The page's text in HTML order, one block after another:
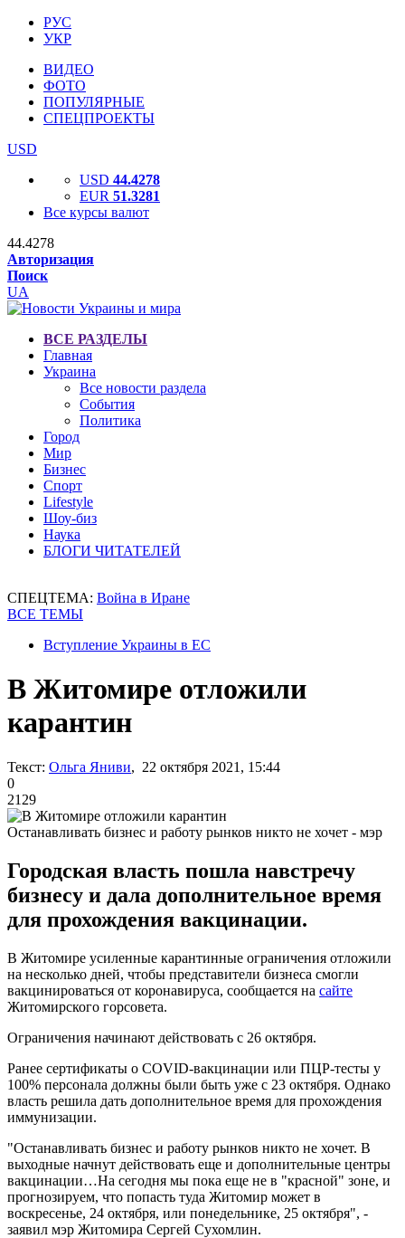
РУС
УКР
ВИДЕО
ФОТО
ПОПУЛЯРНЫЕ
СПЕЦПРОЕКТЫ
USD
USD 44.4278
EUR 51.3281
Все курсы валют
44.4278
Авторизация
Поиск
UA
ВСЕ РАЗДЕЛЫ
Главная
Украина
Все новости раздела
События
Политика
Город
Мир
Бизнес
Спорт
Lifestyle
Шоу-биз
Наука
БЛОГИ ЧИТАТЕЛЕЙ
СПЕЦТЕМА: Война в Иране
ВСЕ ТЕМЫ
Вступление Украины в ЕС
В Житомире отложили
карантин
Текст: Ольга Яниви, 22 октября 2021, 15:44
0
2129
Останавливать бизнес и работу рынков никто не хочет - мэр
Городская власть пошла навстречу
бизнесу и дала дополнительное время
для прохождения вакцинации.
В Житомире усиленные карантинные ограничения отложили
на несколько дней, чтобы представители бизнеса смогли
вакцинироваться от коронавируса, сообщается на сайте
Житомирского горсовета.
Ограничения начинают действовать с 26 октября.
Ранее сертификаты о COVID-вакцинации или ПЦР-тесты у
100% персонала должны были быть уже с 23 октября. Однако
власть решила дать дополнительное время для прохождения
иммунизации.
"Останавливать бизнес и работу рынков никто не хочет. В
выходные начнут действовать еще и дополнительные центры
вакцинации…На сегодня мы пока еще не в "красной" зоне, и
прогнозируем, что попасть туда Житомир может в
воскресенье, 24 октября, или понедельнике, 25 октября", -
заявил мэр Житомира Сергей Сухомлин.